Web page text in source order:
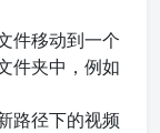
件移动到一个
件夹中，例如
路径下的视频